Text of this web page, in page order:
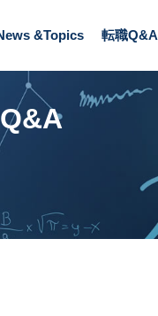
&Topics 転職Q&A